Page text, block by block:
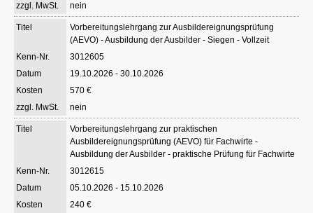
nein
Vorbereitungslehrgang zur Ausbildereignungsprüfung
(AEVO) - Ausbildung der Ausbilder - Siegen - Vollzeit
3012605
19.10.2026 - 30.10.2026
570 €
nein
Vorbereitungslehrgang zur praktischen
Ausbildereignungsprüfung (AEVO) für Fachwirte -
Ausbildung der Ausbilder - praktische Prüfung für Fachwirte
3012615
05.10.2026 - 15.10.2026
240 €